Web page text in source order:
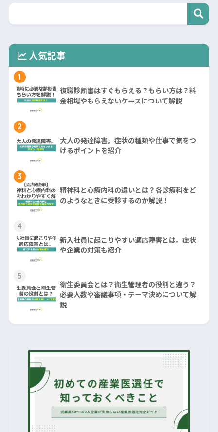
人気記事
1
復職診断書はすぐもらえる？もらい方は？料
金相場やもらえないケースについて解説
2
大人の発達障害。症状の種類や仕事で気をつ
けるポイントを紹介
3
精神科と心療内科の違いとは？各診療科をど
のようなときに受診するのか解説！
4
新入社員に起こりやすい適応障害とは。症状
や企業の対策も紹介
5
衛生委員会とは？衛生管理者の役割と違う？
必要人数や審議事項・テーマ決めについて解
説